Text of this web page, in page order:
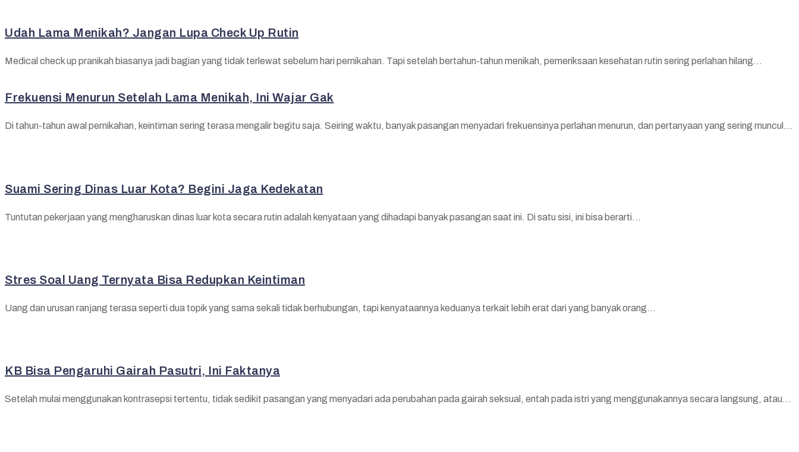
Udah Lama Menikah? Jangan Lupa Check Up Rutin
Medical check up pranikah biasanya jadi bagian yang tidak terlewat sebelum hari pernikahan. Tapi setelah bertahun-tahun menikah, pemeriksaan kesehatan rutin sering perlahan hilang...
Frekuensi Menurun Setelah Lama Menikah, Ini Wajar Gak
Di tahun-tahun awal pernikahan, keintiman sering terasa mengalir begitu saja. Seiring waktu, banyak pasangan menyadari frekuensinya perlahan menurun, dan pertanyaan yang sering muncul...
Suami Sering Dinas Luar Kota? Begini Jaga Kedekatan
Tuntutan pekerjaan yang mengharuskan dinas luar kota secara rutin adalah kenyataan yang dihadapi banyak pasangan saat ini. Di satu sisi, ini bisa berarti...
Stres Soal Uang Ternyata Bisa Redupkan Keintiman
Uang dan urusan ranjang terasa seperti dua topik yang sama sekali tidak berhubungan, tapi kenyataannya keduanya terkait lebih erat dari yang banyak orang...
KB Bisa Pengaruhi Gairah Pasutri, Ini Faktanya
Setelah mulai menggunakan kontrasepsi tertentu, tidak sedikit pasangan yang menyadari ada perubahan pada gairah seksual, entah pada istri yang menggunakannya secara langsung, atau...